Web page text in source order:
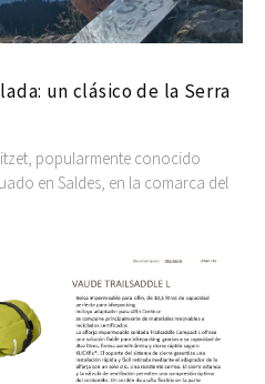
un clásico de la Serra
popularmente conocido
en Saldes, en la comarca del